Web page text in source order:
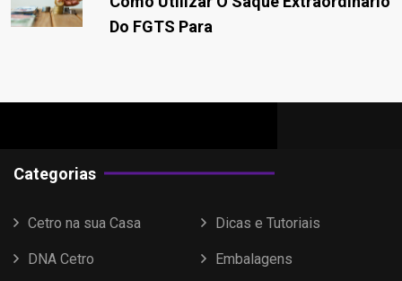
Do FGTS Para
Categorias
Cetro na sua Casa Dicas e Tutoriais
DNA Cetro Embalagens